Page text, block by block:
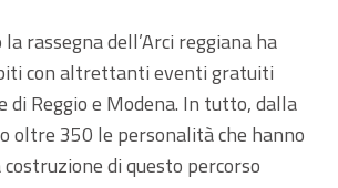
la rassegna dell’Arci reggiana ha
con altrettanti eventi gratuiti
di Reggio e Modena. In tutto, dalla
oltre 350 le personalità che hanno
di questo percorso